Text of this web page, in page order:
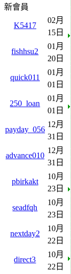
新會員
K5417
02月
15日
fishhsu2
01月
20日
quick011
01月
01日
250_loan
01月
01日
payday_056
12月
31日
advance010
12月
31日
pbirkakt
10月
23日
seadfqh
10月
23日
nextday2
10月
22日
direct3
10月
22日